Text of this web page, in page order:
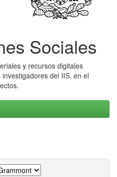
Sociales
y recursos digitales
del IIS, en el